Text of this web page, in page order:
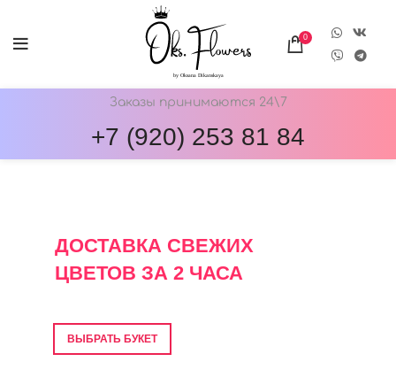
0
Заказы принимаются 24\7
+7 (920) 253 81 84
ДОСТАВКА СВЕЖИХ
ЦВЕТОВ ЗА 2 ЧАСА
ВЫБРАТЬ БУКЕТ